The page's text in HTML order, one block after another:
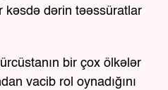
kəsdə dərin təəssüratlar
bir çox ölkələr
vacib rol oynadığını